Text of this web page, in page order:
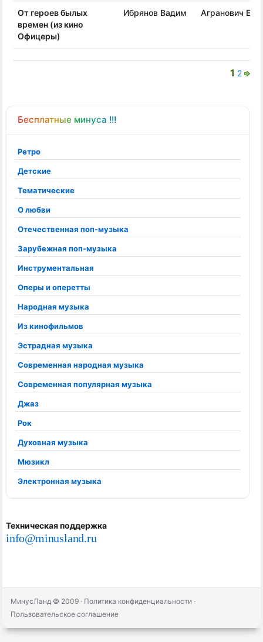
Бесплатные минуса !!!
Ретро
Детские
Тематические
О любви
Отечественная поп-музыка
Зарубежная поп-музыка
Инструментальная
Оперы и оперетты
Народная музыка
Из кинофильмов
Эстрадная музыка
Современная народная музыка
Современная популярная музыка
Джаз
Рок
Духовная музыка
Мюзикл
Электронная музыка
Техническая поддержка
info@minusland.ru
От героев былых
времен (из кино
Офицеры)
Ибрянов Вадим Агранович Е.
1 2
МинусЛанд © 2009 · Политика конфиденциальности ·
Пользовательское соглашение